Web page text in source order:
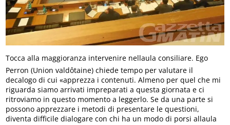
Tocca alla maggioranza intervenire nellaula consiliare. Ego
Perron (Union valdôtaine) chiede tempo per valutare il
decalogo di cui «apprezza i contenuti. Almeno per quel che mi
riguarda siamo arrivati impreparati a questa giornata e ci
ritroviamo in questo momento a leggerlo. Se da una parte si
possono apprezzare i metodi di presentare le questioni,
diventa difficile dialogare con chi ha un modo di porsi allaula